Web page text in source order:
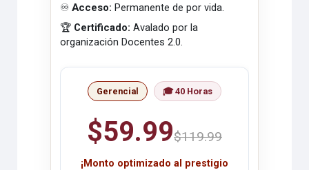
♾️Acceso: Permanente de por vida.
🏆 Certificado: Avalado por la
organización Docentes 2.0.
Gerencial 🎓 40 Horas
$59.99$119.99
¡Monto optimizado al prestigio